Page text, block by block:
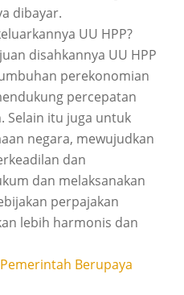
dibayar.
UU HPP?
disahkannya UU HPP
perekonomian
percepatan
Selain itu juga untuk
negara, mewujudkan
dan
dan melaksanakan
perpajakan
lebih harmonis dan
Berupaya